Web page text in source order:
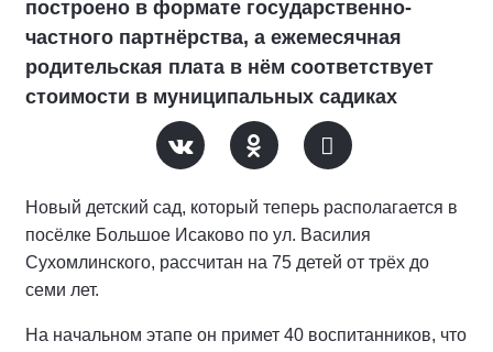
построено в формате государственно-
частного партнёрства, а ежемесячная
родительская плата в нём соответствует
стоимости в муниципальных садиках
Новый детский сад, который теперь располагается в
посёлке Большое Исаково по ул. Василия
Сухомлинского, рассчитан на 75 детей от трёх до
семи лет.
На начальном этапе он примет 40 воспитанников, что